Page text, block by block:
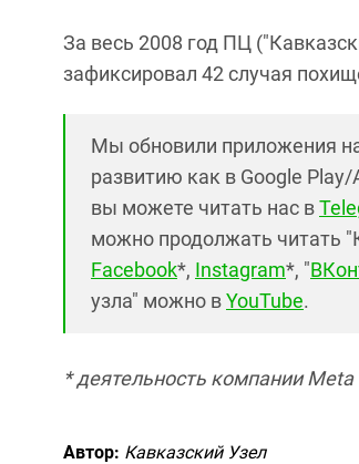
За весь 2008 год ПЦ
зафиксировал 42 случая
Мы обновили приложения
развитию как в Google Play/
вы можете читать нас в
можно продолжать читать
Facebook*, Instagram*, "
узла" можно вYouTube.
* деятельность компании
Автор: Кавказский Узел